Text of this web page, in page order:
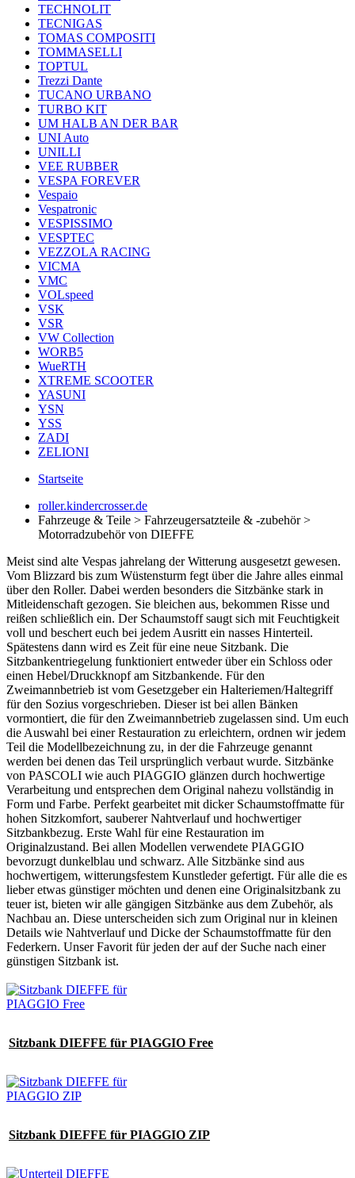
TECHNOLIT
TECNIGAS
TOMAS COMPOSITI
TOMMASELLI
TOPTUL
Trezzi Dante
TUCANO URBANO
TURBO KIT
UM HALB AN DER BAR
UNI Auto
UNILLI
VEE RUBBER
VESPA FOREVER
Vespaio
Vespatronic
VESPISSIMO
VESPTEC
VEZZOLA RACING
VICMA
VMC
VOLspeed
VSK
VSR
VW Collection
WORB5
WueRTH
XTREME SCOOTER
YASUNI
YSN
YSS
ZADI
ZELIONI
Startseite
roller.kindercrosser.de
Fahrzeuge & Teile > Fahrzeugersatzteile & -zubehör >
Motorradzubehör von DIEFFE
Meist sind alte Vespas jahrelang der Witterung ausgesetzt gewesen.
Vom Blizzard bis zum Wüstensturm fegt über die Jahre alles einmal
über den Roller. Dabei werden besonders die Sitzbänke stark in
Mitleidenschaft gezogen. Sie bleichen aus, bekommen Risse und
reißen schließlich ein. Der Schaumstoff saugt sich mit Feuchtigkeit
voll und beschert euch bei jedem Ausritt ein nasses Hinterteil.
Spätestens dann wird es Zeit für eine neue Sitzbank. Die
Sitzbankentriegelung funktioniert entweder über ein Schloss oder
einen Hebel/Druckknopf am Sitzbankende. Für den
Zweimannbetrieb ist vom Gesetzgeber ein Halteriemen/Haltegriff
für den Sozius vorgeschrieben. Dieser ist bei allen Bänken
vormontiert, die für den Zweimannbetrieb zugelassen sind. Um euch
die Auswahl bei einer Restauration zu erleichtern, ordnen wir jedem
Teil die Modellbezeichnung zu, in der die Fahrzeuge genannt
werden bei denen das Teil ursprünglich verbaut wurde. Sitzbänke
von PASCOLI wie auch PIAGGIO glänzen durch hochwertige
Verarbeitung und entsprechen dem Original nahezu vollständig in
Form und Farbe. Perfekt gearbeitet mit dicker Schaumstoffmatte für
hohen Sitzkomfort, sauberer Nahtverlauf und hochwertiger
Sitzbankbezug. Erste Wahl für eine Restauration im
Originalzustand. Bei allen Modellen verwendete PIAGGIO
bevorzugt dunkelblau und schwarz. Alle Sitzbänke sind aus
hochwertigem, witterungsfestem Kunstleder gefertigt. Für alle die es
lieber etwas günstiger möchten und denen eine Originalsitzbank zu
teuer ist, bieten wir alle gängigen Sitzbänke aus dem Zubehör, als
Nachbau an. Diese unterscheiden sich zum Original nur in kleinen
Details wie Nahtverlauf und Dicke der Schaumstoffmatte für den
Federkern. Unser Favorit für jeden der auf der Suche nach einer
günstigen Sitzbank ist.
Sitzbank DIEFFE für PIAGGIO Free
Sitzbank DIEFFE für PIAGGIO ZIP